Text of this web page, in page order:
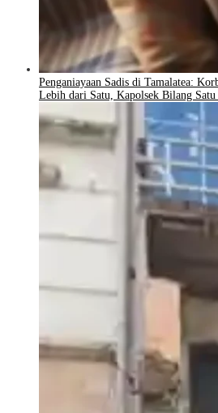
Penganiayaan Sadis di Tamalatea:
Lebih dari Satu, Kapolsek Bilang Satu